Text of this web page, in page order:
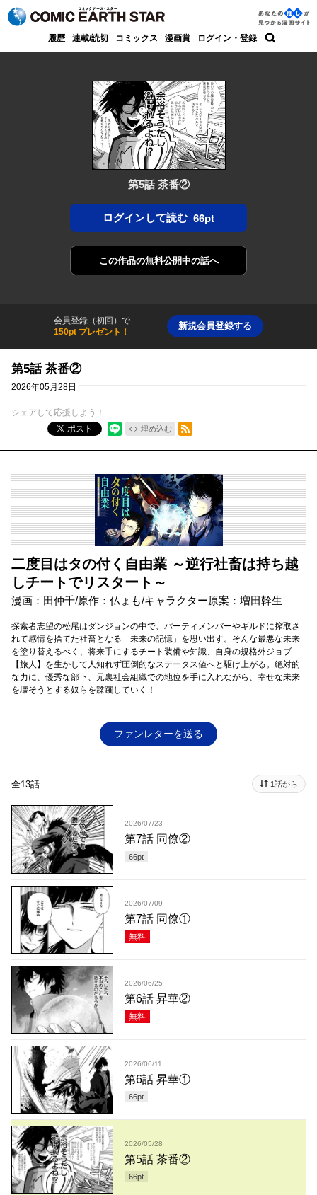
コミック アース・スター
あなた
の推し
履歴 連載/読切 コミックス 漫画賞 ログイン・登録
第5話 茶番②
ログインして読む 66pt
この作品の無料公開中の話へ
会員登録（初回）で
150pt プレゼント！
新規会員登録する
第5話 茶番②
2026年05月28日
シェアして応援しよう！
ポスト
埋め込む
RSSフィード
二度目はタの付く自由業 ～逆行社畜は持ち越
しチートでリスタート～
漫画：田仲千/原作：仏ょも/キャラクター原案：増田幹生
探索者志望の松尾はダンジョンの中で、パーティメンバーやギルドに搾取さ
れて感情を捨てた社畜となる「未来の記憶」を思い出す。そんな最悪な未来
を塗り替えるべく、将来手にするチート装備や知識、自身の規格外ジョブ
【旅人】を生かして人知れず圧倒的なステータス値へと駆け上がる。絶対的
な力に、優秀な部下、元裏社会組織での地位を手に入れながら、幸せな未来
を壊そうとする奴らを蹂躙していく！
ファンレターを送る
全13話 1話から
2026/07/23
第7話 同僚②
66pt
2026/07/09
第7話 同僚①
無料
2026/06/25
第6話 昇華②
無料
2026/06/11
第6話 昇華①
66pt
2026/05/28
第5話 茶番②
66pt